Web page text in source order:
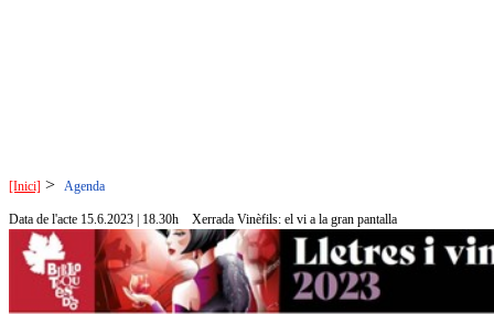
[Inici] > Agenda
Data de l'acte 15.6.2023 | 18.30h Xerrada Vinèfils: el vi a la gran pantalla